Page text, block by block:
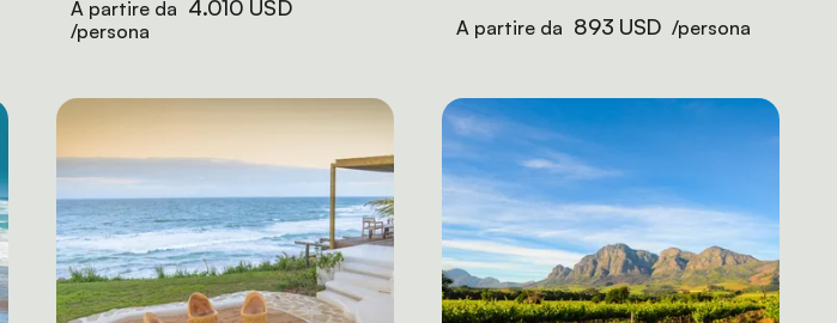
A partire da 4.010 USD
/persona A partire da 893 USD /persona